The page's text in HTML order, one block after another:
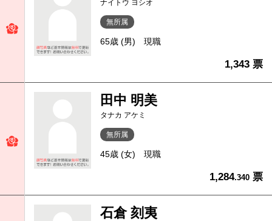
ナイトウ ヨシオ
無所属
65歳 (男) 現職
1,343 票
田中 明美
タナカ アケミ
無所属
45歳 (女) 現職
1,284.340 票
石倉 刻夷